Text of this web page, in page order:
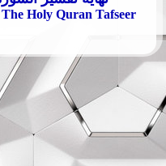
Holy Quran Tafseer